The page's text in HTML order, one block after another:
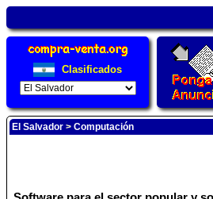
Clasificados
El Salvador > Computación